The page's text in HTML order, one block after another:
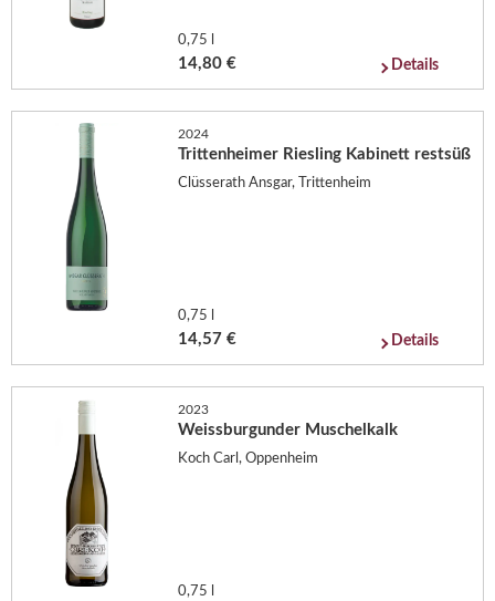
0,75 l
14,80 € Details
2024
Trittenheimer Riesling Kabinett restsüß
Clüsserath Ansgar, Trittenheim
0,75 l
14,57 € Details
2023
Weissburgunder Muschelkalk
Koch Carl, Oppenheim
0,75 l